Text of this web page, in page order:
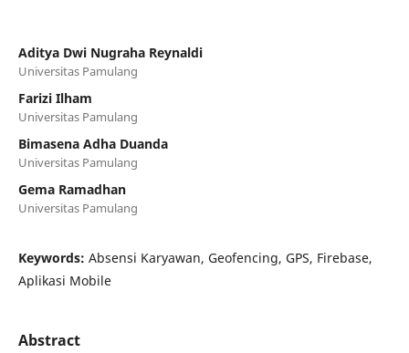
Aditya Dwi Nugraha Reynaldi
Universitas Pamulang
Farizi Ilham
Universitas Pamulang
Bimasena Adha Duanda
Universitas Pamulang
Gema Ramadhan
Universitas Pamulang
Keywords: Absensi Karyawan, Geofencing, GPS, Firebase,
Aplikasi Mobile
Abstract